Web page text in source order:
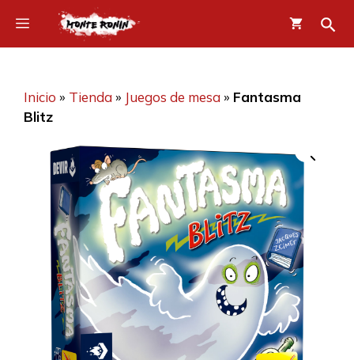
contenido
Menú
Inicio » Tienda» Juegos de mesa» Fantasma
Blitz